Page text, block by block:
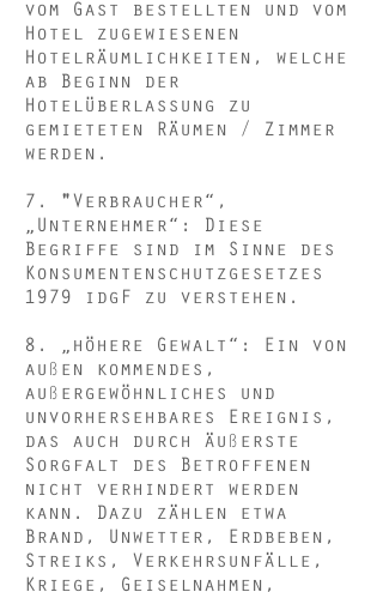
vom Gast bestellten und vom
Hotel zugewiesenen
Hotelräumlichkeiten, welche
ab Beginn der
Hotelüberlassung zu
gemieteten Räumen / Zimmer
werden.
7. "Verbraucher“,
„Unternehmer“: Diese
Begriffe sind im Sinne des
Konsumentenschutzgesetzes
1979 idgF zu verstehen.
8. „höhere Gewalt“: Ein von
außen kommendes,
außergewöhnliches und
unvorhersehbares Ereignis,
das auch durch äußerste
Sorgfalt des Betroffenen
nicht verhindert werden
kann. Dazu zählen etwa
Brand, Unwetter, Erdbeben,
Streiks, Verkehrsunfälle,
Kriege, Geiselnahmen,